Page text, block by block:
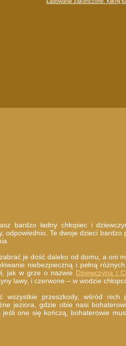
Ładowanie zakończone. Kliknij
bardzo ładny chłopiec i
odpowiednio. Te dwoje dzieci
je dość daleko od domu, a oni
niebezpieczną i pełną
jak w grze o nazwie Dziewczyna i
lawy, i czerwone – w wodzie
wszystkie przeszkody, wśród
jeziora, gdzie obie nasi
jeśli one się kończą, bohaterowie